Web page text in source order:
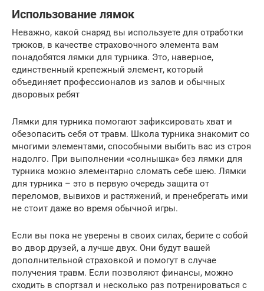
Использование лямок
Неважно, какой снаряд вы используете для отработки
трюков, в качестве страховочного элемента вам
понадобятся лямки для турника. Это, наверное,
единственный крепежный элемент, который
объединяет профессионалов из залов и обычных
дворовых ребят
Лямки для турника помогают зафиксировать хват и
обезопасить себя от травм. Школа турника знакомит со
многими элементами, способными выбить вас из строя
надолго. При выполнении «солнышка» без лямки для
турника можно элементарно сломать себе шею. Лямки
для турника – это в первую очередь защита от
переломов, вывихов и растяжений, и пренебрегать ими
не стоит даже во время обычной игры.
Если вы пока не уверены в своих силах, берите с собой
во двор друзей, а лучше двух. Они будут вашей
дополнительной страховкой и помогут в случае
получения травм. Если позволяют финансы, можно
сходить в спортзал и несколько раз потренироваться с